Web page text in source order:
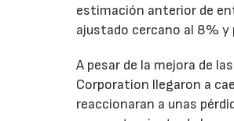
estimación anterior de
ajustado cercano al 8% y
A pesar de la mejora de
Corporation llegaron a
reaccionaran a unas